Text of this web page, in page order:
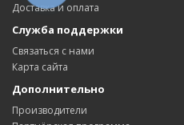
Доставка и оплата
Служба поддержки
Связаться с нами
Карта сайта
Дополнительно
Производители